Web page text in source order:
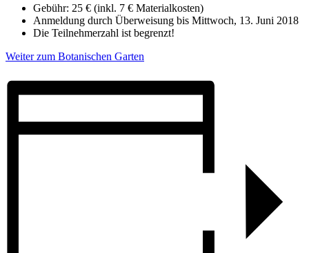
Gebühr: 25 € (inkl. 7 € Materialkosten)
Anmeldung durch Überweisung bis Mittwoch, 13. Juni 2018
Die Teilnehmerzahl ist begrenzt!
Weiter zum Botanischen Garten